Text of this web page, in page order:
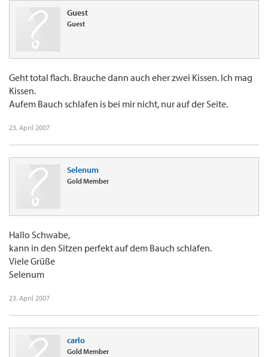
Guest
Guest
Geht total flach. Brauche dann auch eher zwei Kissen. Ich mag
Kissen.
Aufem Bauch schlafen is bei mir nicht, nur auf der Seite.
23. April 2007
Selenum
Gold Member
Hallo Schwabe,
kann in den Sitzen perfekt auf dem Bauch schlafen.
Viele Grüße
Selenum
23. April 2007
carlo
Gold Member